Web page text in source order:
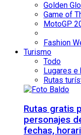
Golden
Game of
MotoGP
Fashion
Turismo
Todo
Lugares e
Rutas
Rutas gratis
personajes
fechas,